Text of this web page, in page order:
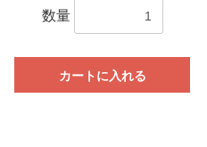
数量
カートに入れる